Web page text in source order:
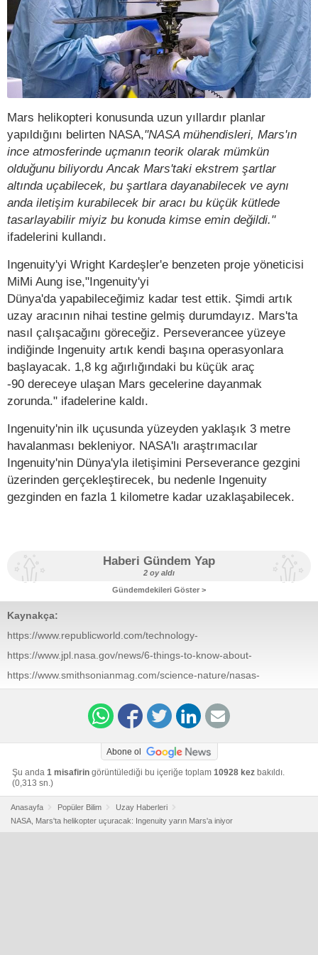
Mars helikopteri konusunda uzun yıllardır planlar
yapıldığını belirten NASA,"NASA mühendisleri, Mars'ın
ince atmosferinde uçmanın teorik olarak mümkün
olduğunu biliyordu Ancak Mars'taki ekstrem şartlar
altında uçabilecek, bu şartlara dayanabilecek ve aynı
anda iletişim kurabilecek bir aracı bu küçük kütlede
tasarlayabilir miyiz bu konuda kimse emin değildi."
ifadelerini kullandı.
Ingenuity'yi Wright Kardeşler'e benzeten proje yöneticisi
MiMi Aung ise,"Ingenuity'yi
Dünya'da yapabileceğimiz kadar test ettik. Şimdi artık
uzay aracının nihai testine gelmiş durumdayız. Mars'ta
nasıl çalışacağını göreceğiz. Perseverancee yüzeye
indiğinde Ingenuity artık kendi başına operasyonlara
başlayacak. 1,8 kg ağırlığındaki bu küçük araç
-90 dereceye ulaşan Mars gecelerine dayanmak
zorunda." ifadelerine kaldı.
Ingenuity'nin ilk uçusunda yüzeyden yaklaşık 3 metre
havalanması bekleniyor. NASA'lı araştrımacılar
Ingenuity'nin Dünya'yla iletişimini Perseverance gezgini
üzerinden gerçekleştirecek, bu nedenle Ingenuity
gezginden en fazla 1 kilometre kadar uzaklaşabilecek.
Haberi Gündem Yap
2 oy aldı
Gündemdekileri Göster >
Kaynakça:
https://www.republicworld.com/technology-
planet-this-week-for-its-first-controlled-flight.html
https://www.jpl.nasa.gov/news/6-things-to-know-about-
https://www.smithsonianmag.com/science-nature/nasas-
helicopter-ingenuity-will-attempt-first-flight-mars-
Abone ol
Şu anda 1 misafirin görüntülediği bu içeriğe toplam 10928 kez bakıldı.
(0,313 sn.)
Anasayfa Popüler Bilim
Uzay Haberleri
NASA, Mars'ta helikopter uçuracak: Ingenuity yarın Mars'a iniyor